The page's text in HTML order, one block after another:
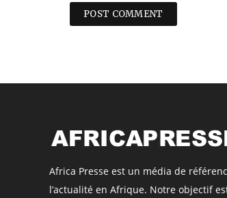
Africa Presse est un média de
l’actualité en Afrique. Notre objectif